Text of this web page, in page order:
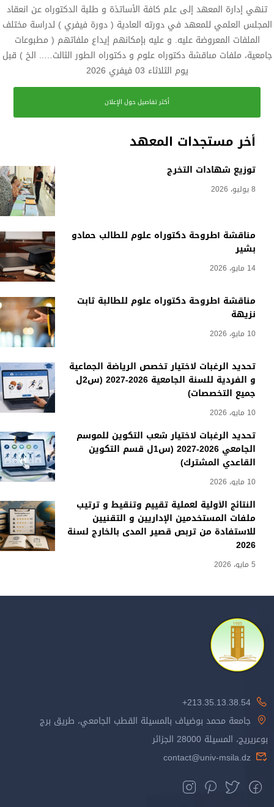
أخر مستجدات المعهد
توزيع شهادات التخرج
8 يوليو، 2026
مناقشة أطروحة دكتوراه علوم للطالب حمادو
بشير
14 مايو، 2026
مناقشة أطروحة دكتوراه علوم للطالبة ثابت
نزيهة
10 مايو، 2026
تحديد الرغبات لاختيار تخصص الرياضة الجماعية
و الفردية للسنة الجامعية 2026-2027 (س2ل
جميع التخصصات)
10 مايو، 2026
تحديد الرغبات لاختيار شعب التكوين للموسم
الجامعي 2026-2027 (س1ل قسم التكوين
القاعدي المشترك)
10 مايو، 2026
النتائج الأولية لعملية تقييم وتنقيط و ترتيب
ملفات المستخدمين الإداريين و التقنيين
للاستفادة من تربص قصير المدى بالخارج لسنة
2026
5 مايو، 2026
تنهي إدارة المعهد إلى علم كافة الأساتذة و طلبة الدكتوراه عن انعقاد
المجلس العلمي للمعهد في دورته العادية ( دورة فيفري ) لدراسة مختلف
الملفات المعروضة عليه. و عليه بإمكانهم إيداع ملفاتهم ( مطبوعات
جامعية، ملفات مىاقشة دكتوراه علوم و دكتوراه الطور الثالث….. الخ ) قبل
يوم الثلاثاء 03 فيفري 2026
أكثر تفاصيل حول الإعلان
213.35.13.38.54+
جامعة محمد بوضياف بالمسيلة القطب الجامعي، طريق برج
بوعريريج، المسيلة 28000 الجزائر
contact@univ-msila.dz